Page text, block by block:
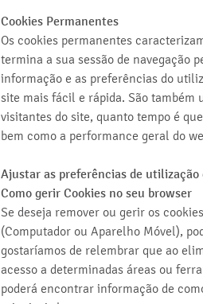
Cookies Permanentes
Os cookies permanentes
termina a sua sessão de navegação
informação e as preferências do
site mais fácil e rápida. São também
visitantes do site, quanto tempo é
bem como a performance geral do
Ajustar as preferências de utilização
Como gerir Cookies no seu browser
Se deseja remover ou gerir os
(Computador ou Aparelho Móvel),
gostaríamos de relembrar que ao
acesso a determinadas áreas ou
poderá encontrar informação de